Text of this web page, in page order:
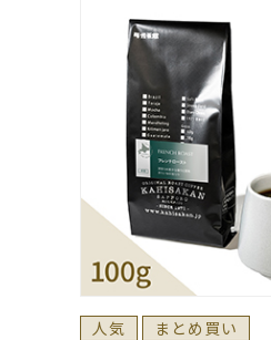
人気 まとめ買い